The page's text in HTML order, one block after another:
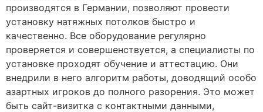
производятся в Германии, позволяют провести
установку натяжных потолков быстро и
качественно. Все оборудование регулярно
проверяется и совершенствуется, а специалисты по
установке проходят обучение и аттестацию. Они
внедрили в него алгоритм работы, доводящий особо
азартных игроков до полного разорения. Это может
быть сайт-визитка с контактными данными,